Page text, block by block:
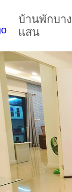
บ้านพักบาง
แสน